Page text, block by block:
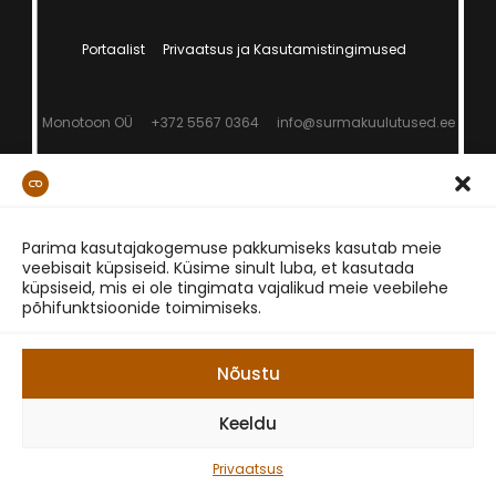
Parima kasutajakogemuse pakkumiseks kasutab meie
veebisait küpsiseid. Küsime sinult luba, et kasutada
küpsiseid, mis ei ole tingimata vajalikud meie veebilehe
põhifunktsioonide toimimiseks.
Nõustu
Keeldu
Privaatsus
Portaalist Privaatsus ja Kasutamistingimused
Monotoon OÜ +372 5567 0364 info@surmakuulutused.ee